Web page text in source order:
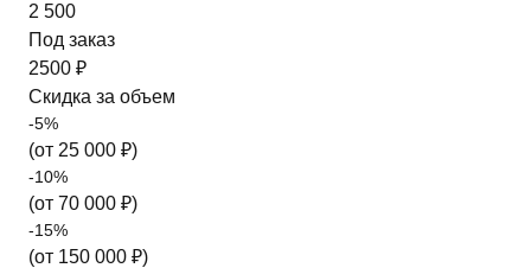
2 500
Под заказ
2500 ₽
Скидка за объем
-5%
(от 25 000 ₽)
-10%
(от 70 000 ₽)
-15%
(от 150 000 ₽)